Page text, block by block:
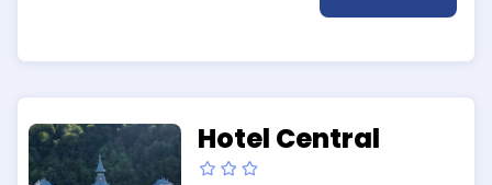
Hotel Central